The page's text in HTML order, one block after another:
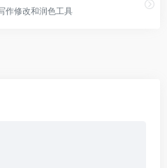
作修改和润色工具